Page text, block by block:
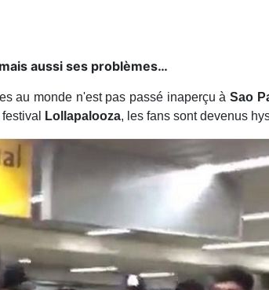
aussi ses problèmes…
au monde n'est pas passé inaperçu àSao
Lollapalooza, les fans sont devenus